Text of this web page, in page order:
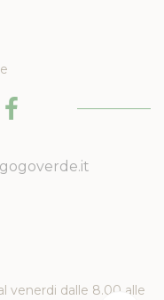
venerdi dalle 8.00 alle